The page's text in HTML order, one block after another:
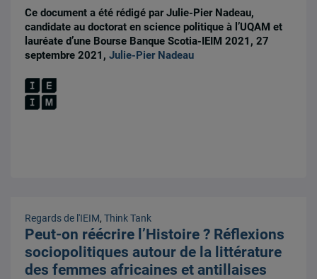
Ce document a été rédigé par Julie-Pier Nadeau,
candidate au doctorat en science politique à l’UQAM et
lauréate d’une Bourse Banque Scotia-IEIM 2021, 27
septembre 2021,Julie-Pier Nadeau
Regards de l'IEIM,Think Tank
Peut-on réécrire l’Histoire ? Réflexions
sociopolitiques autour de la littérature
des femmes africaines et antillaises